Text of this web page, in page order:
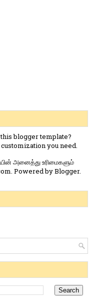
this blogger template?
you need.
அனைத்து உரிமைகளும்
Powered byBlogger.